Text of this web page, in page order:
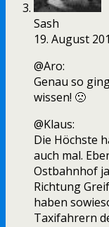
Sash
19. August
@Aro:
Genau so
wissen! 🙁
@Klaus:
Die Höchste
auch mal.
Ostbahnhof
Richtung
haben
Taxifahrern